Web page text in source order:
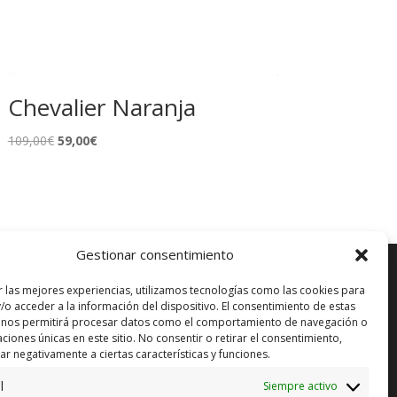
Gestionar consentimiento
las mejores experiencias, utilizamos tecnologías como las cookies para
o acceder a la información del dispositivo. El consentimiento de estas
permitirá procesar datos como el comportamiento de navegación o
únicas en este sitio. No consentir o retirar el consentimiento,
negativamente a ciertas características y funciones.
Siempre activo
Chevalier Naranja
109,00€ El
59,00€El
ENVÍO GRATUITO*